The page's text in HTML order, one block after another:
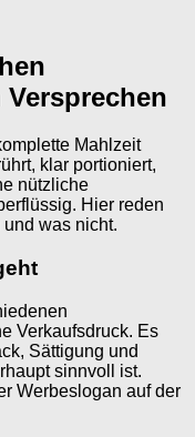
Mahlzeit
klar portioniert,
nützliche
Hier reden
was nicht.
Verkaufsdruck. Es
Sättigung und
sinnvoll ist.
Werbeslogan auf der